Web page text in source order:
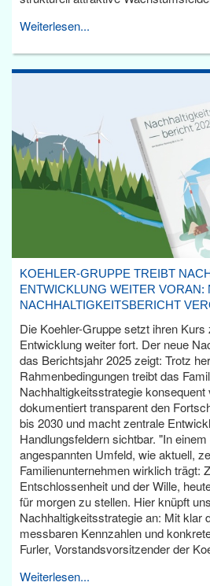
Weiterlesen...
KOEHLER-GRUPPE TREIBT
ENTWICKLUNG WEITER VORAN:
NACHHALTIGKEITSBERICHT
Die Koehler-Gruppe setzt ihren Kurs
Entwicklung weiter fort. Der neue
das Berichtsjahr 2025 zeigt: Trotz
Rahmenbedingungen treibt das
Nachhaltigkeitsstrategie
dokumentiert transparent den
bis 2030 und macht zentrale
Handlungsfeldern sichtbar. "In
angespannten Umfeld, wie aktuell,
Familienunternehmen wirklich trägt:
Entschlossenheit und der Wille,
für morgen zu stellen. Hier knüpft
Nachhaltigkeitsstrategie an: Mit klar
messbaren Kennzahlen und
Furler, Vorstandsvorsitzender der
Weiterlesen...